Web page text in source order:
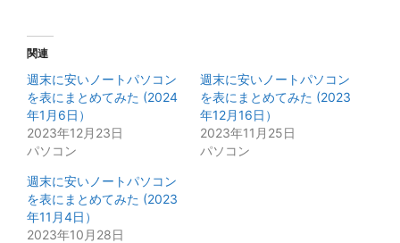
関連
週末に安いノートパソコン
を表にまとめてみた (2024
年1月6日）
2023年12月23日
パソコン
週末に安いノートパソコン
を表にまとめてみた (2023
年12月16日）
2023年11月25日
パソコン
週末に安いノートパソコン
を表にまとめてみた (2023
年11月4日）
2023年10月28日